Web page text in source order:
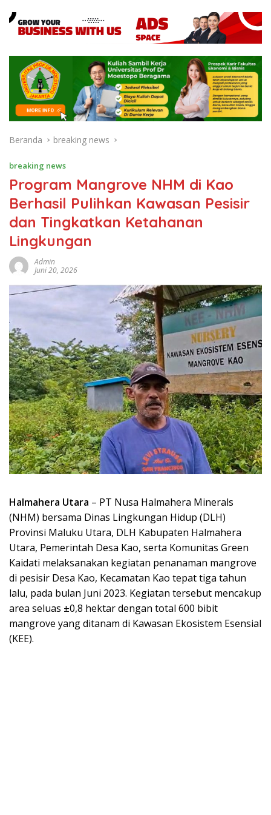
Beranda breaking news
breaking news
Program Mangrove NHM di Kao
Berhasil Pulihkan Kawasan Pesisir
dan Tingkatkan Ketahanan
Lingkungan
Admin
Juni 20, 2026
Halmahera Utara – PT Nusa Halmahera Minerals
(NHM) bersama Dinas Lingkungan Hidup (DLH)
Provinsi Maluku Utara, DLH Kabupaten Halmahera
Utara, Pemerintah Desa Kao, serta Komunitas Green
Kaidati melaksanakan kegiatan penanaman mangrove
di pesisir Desa Kao, Kecamatan Kao tepat tiga tahun
lalu, pada bulan Juni 2023. Kegiatan tersebut mencakup
area seluas ±0,8 hektar dengan total 600 bibit
mangrove yang ditanam di Kawasan Ekosistem Esensial
(KEE).